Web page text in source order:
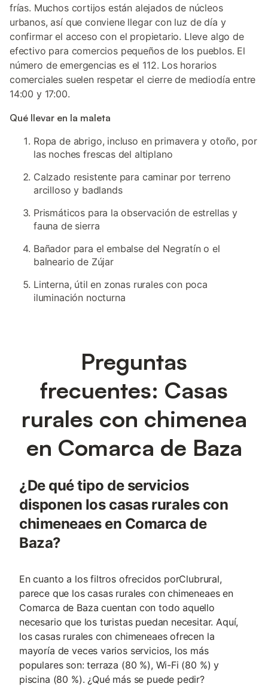
frías. Muchos cortijos están alejados de núcleos
urbanos, así que conviene llegar con luz de día y
confirmar el acceso con el propietario. Lleve algo de
efectivo para comercios pequeños de los pueblos. El
número de emergencias es el 112. Los horarios
comerciales suelen respetar el cierre de mediodía entre
14:00 y 17:00.
Qué llevar en la maleta
Ropa de abrigo, incluso en primavera y otoño, por
las noches frescas del altiplano
Calzado resistente para caminar por terreno
arcilloso y badlands
Prismáticos para la observación de estrellas y
fauna de sierra
Bañador para el embalse del Negratín o el
balneario de Zújar
Linterna, útil en zonas rurales con poca
iluminación nocturna
Preguntas
frecuentes: Casas
rurales con chimenea
en Comarca de Baza
¿De qué tipo de servicios
disponen los casas rurales con
chimeneaes en Comarca de
Baza?
En cuanto a los filtros ofrecidos porClubrural,
parece que los casas rurales con chimeneaes en
Comarca de Baza cuentan con todo aquello
necesario que los turistas puedan necesitar. Aquí,
los casas rurales con chimeneaes ofrecen la
mayoría de veces varios servicios, los más
populares son: terraza (80 %), Wi-Fi (80 %) y
piscina (80 %). ¿Qué más se puede pedir?